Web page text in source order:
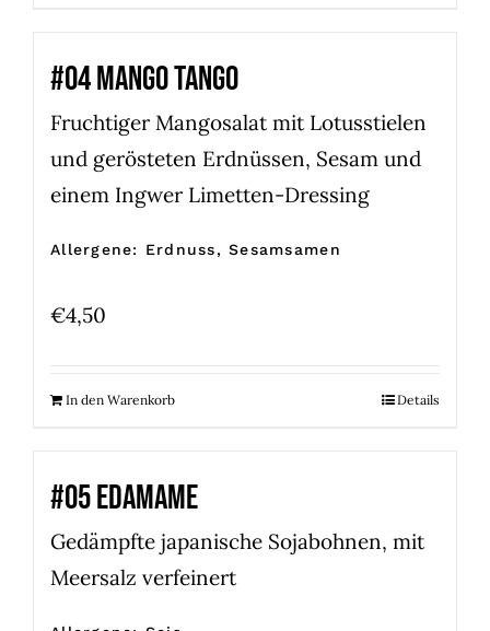
#04 MANGO TANGO
Fruchtiger Mangosalat mit Lotusstielen
und gerösteten Erdnüssen, Sesam und
einem Ingwer Limetten-Dressing
Allergene: Erdnuss, Sesamsamen
€4,50
In den Warenkorb Details
#05 EDAMAME
Gedämpfte japanische Sojabohnen, mit
Meersalz verfeinert